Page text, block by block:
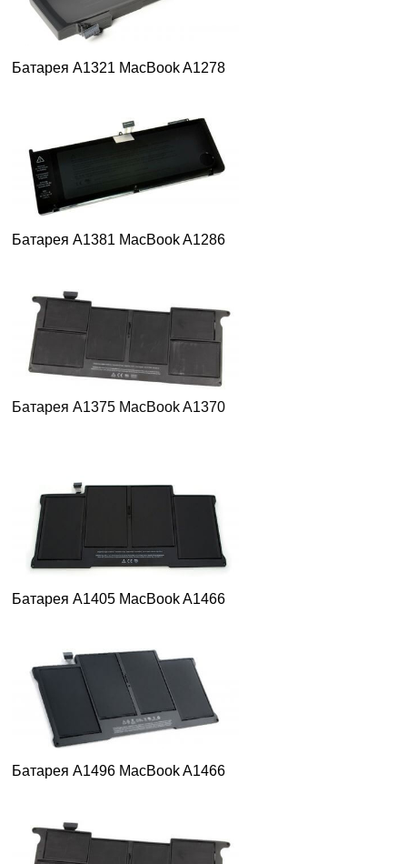
Батарея A1321 MacBook A1278
Батарея A1381 MacBook A1286
Батарея A1375 MacBook A1370
Батарея A1405 MacBook A1466
Батарея A1496 MacBook A1466